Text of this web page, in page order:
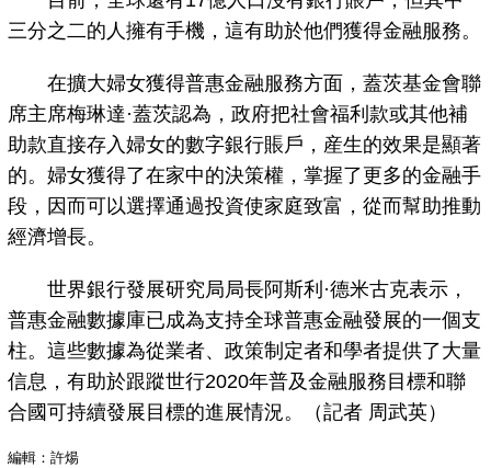
三分之二的人擁有手機，這有助於他們獲得金融服務。
在擴大婦女獲得普惠金融服務方面，蓋茨基金會聯
席主席梅琳達·蓋茨認為，政府把社會福利款或其他補
助款直接存入婦女的數字銀行賬戶，産生的效果是顯著
的。婦女獲得了在家中的決策權，掌握了更多的金融手
段，因而可以選擇通過投資使家庭致富，從而幫助推動
經濟增長。
世界銀行發展研究局局長阿斯利·德米古克表示，
普惠金融數據庫已成為支持全球普惠金融發展的一個支
柱。這些數據為從業者、政策制定者和學者提供了大量
信息，有助於跟蹤世行2020年普及金融服務目標和聯
合國可持續發展目標的進展情況。（記者 周武英）
編輯：許煬